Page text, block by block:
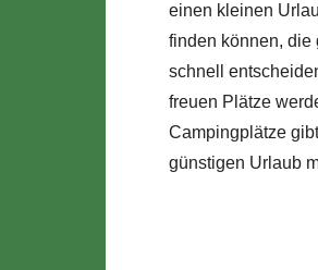
einen kleinen
finden können, die
schnell
freuen Plätze
Campingplätze
günstigen Urlaub